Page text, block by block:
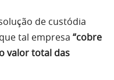
de custódia
tal empresa “cobre
valor total das